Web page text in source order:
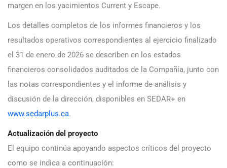
margen en los yacimientos Current y Escape.
Los detalles completos de los informes financieros y los
resultados operativos correspondientes al ejercicio finalizado
el 31 de enero de 2026 se describen en los estados
financieros consolidados auditados de la Compañía, junto con
las notas correspondientes y el informe de análisis y
discusión de la dirección, disponibles en SEDAR+ en
www.sedarplus.ca.
Actualización del proyecto
El equipo continúa apoyando aspectos críticos del proyecto
como se indica a continuación: